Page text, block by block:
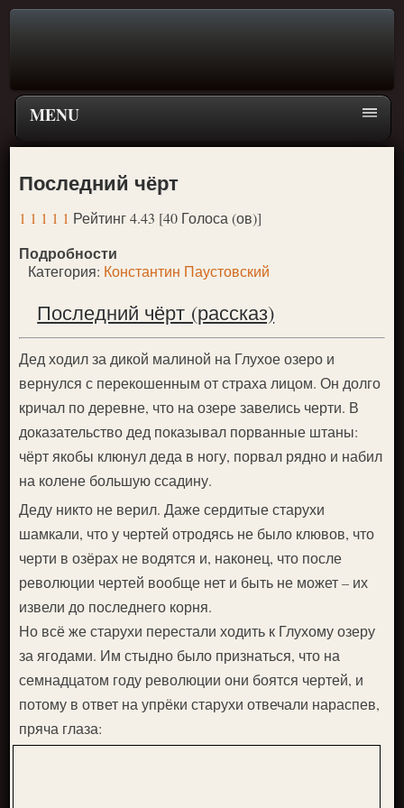
MENU
Главная страница
Поиск
ПЕРЕЙТИ К ГЛАВНОМУ МЕНЮ СКАЗОК
Новое
Последний чёрт
1 1 1 1 1 Рейтинг 4.43 [40 Голоса (ов)]
Подробности
Категория: Константин Паустовский
Последний чёрт (рассказ)
Дед ходил за дикой малиной на Глухое озеро и
вернулся с перекошенным от страха лицом. Он долго
кричал по деревне, что на озере завелись черти. В
доказательство дед показывал порванные штаны:
чёрт якобы клюнул деда в ногу, порвал рядно и набил
на колене большую ссадину.
Деду никто не верил. Даже сердитые старухи
шамкали, что у чертей отродясь не было клювов, что
черти в озёрах не водятся и, наконец, что после
революции чертей вообще нет и быть не может – их
извели до последнего корня.
Но всё же старухи перестали ходить к Глухому озеру
за ягодами. Им стыдно было признаться, что на
семнадцатом году революции они боятся чертей, и
потому в ответ на упрёки старухи отвечали нараспев,
пряча глаза: